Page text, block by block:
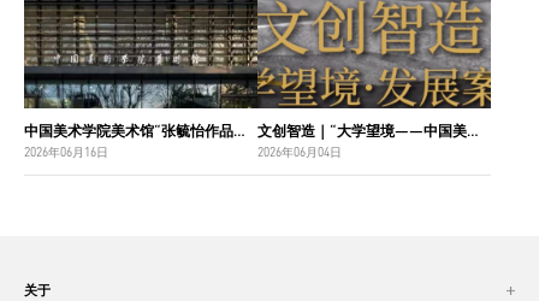
中国美术学院美术馆“张毓怡作品捐赠收藏项目”入选“2026年度国家美术作品收藏和捐赠奖励项目名单”
2026年06月16日
文创智造｜“大学望境——中国美术学院建设世界一流大学二十周年”特展导览
2026年06月04日
关于